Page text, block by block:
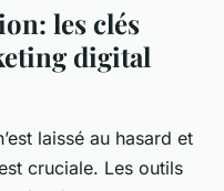
les clés
digital
laissé au hasard et
cruciale. Les outils